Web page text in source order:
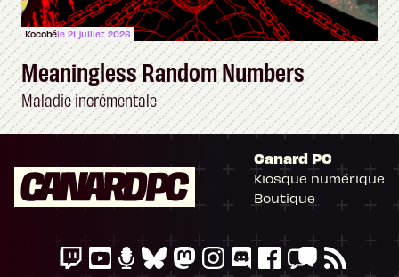
Kocobéle 21 juillet 2026
Meaningless Random Numbers
Maladie incrémentale
Canard PC
Kiosque numérique
Boutique